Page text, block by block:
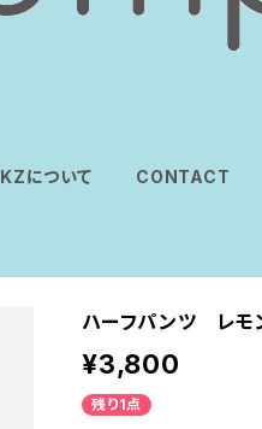
KZについて CONTACT
ハーフパンツ レモ
¥3,800
残り1点